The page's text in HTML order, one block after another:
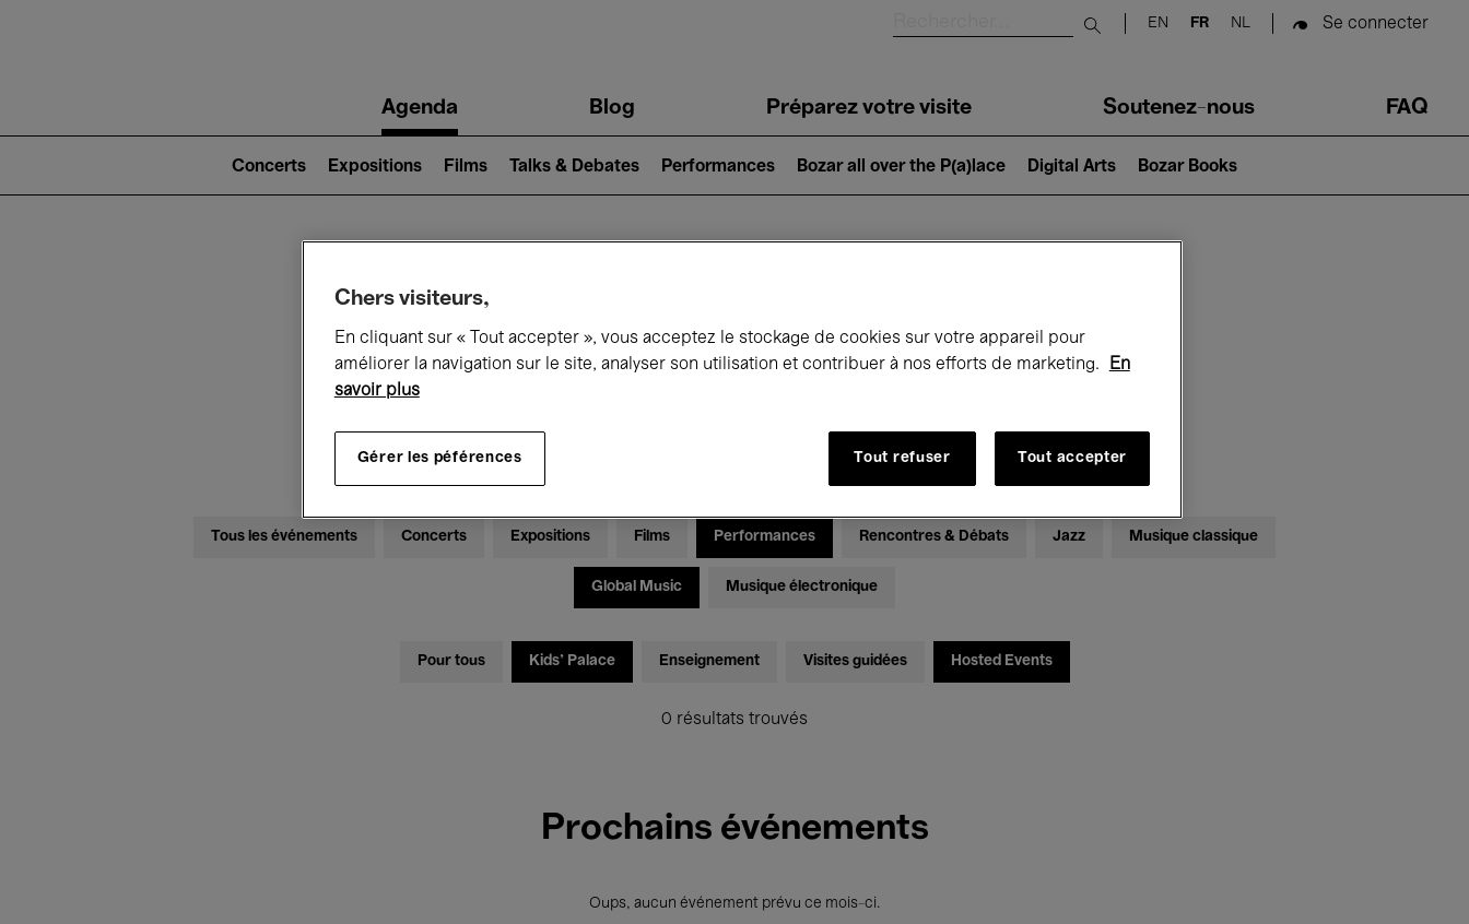
Submit search
EN FR NL Se connecter
navigationAgenda Blog Préparez votre visite Soutenez-nous FAQ
2)
Concerts Expositions Films Talks & Debates Performances Bozar all over the P(a)lace Digital Arts Bozar Books
Ce qui se passe à Bozar
Tous les événements Concerts Expositions Films Performances Rencontres & Débats Jazz Musique classique
Global Music Musique électronique
Pour tous Kids’ Palace Enseignement Visites guidées Hosted Events
0 résultats trouvés
Prochains événements
Oups, aucun événement prévu ce mois-ci.
Chers visiteurs,
En cliquant sur « Tout accepter », vous acceptez le stockage de cookies sur votre appareil pour
améliorer la navigation sur le site, analyser son utilisation et contribuer à nos efforts de marketing.
En
savoir plus
Gérer les péférences Tout refuser Tout accepter